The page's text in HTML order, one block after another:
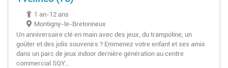
1 an-12 ans
Montigny-le-Bretonneux
Un anniversaire clé en main avec des jeux, du trampoline, un
goûter et des jolis souvenirs ? Emmenez votre enfant et ses amis
dans un parc de jeux indoor dernière génération au centre
commercial SQY…